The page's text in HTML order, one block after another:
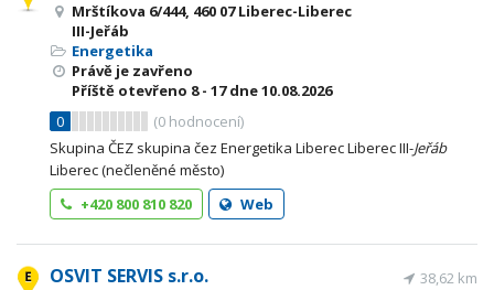
Mrštíkova 6/444, 460 07 Liberec-Liberec
III-Jeřáb
Energetika
Právě je zavřeno
Příště otevřeno 8 - 17dne 10.08.2026
0
(0 hodnocení)
Skupina ČEZ skupina čez Energetika Liberec Liberec III-Jeřáb
Liberec (nečleněné město)
+420 800 810 820
Web
OSVIT SERVIS s.r.o. 38,62 km